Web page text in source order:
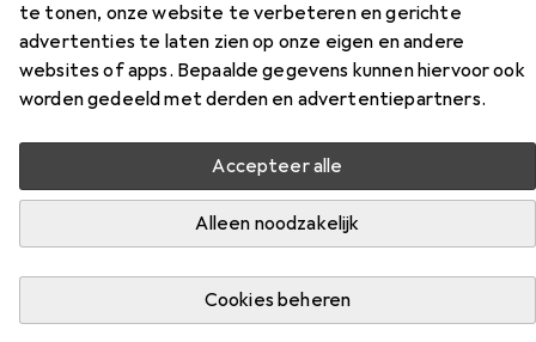
te tonen, onze website te verbeteren en gerichte
advertenties te laten zien op onze eigen en andere
websites of apps. Bepaalde gegevens kunnen hiervoor ook
worden gedeeld met derden en advertentiepartners.
Accepteer alle
Alleen noodzakelijk
Cookies beheren
Accessoires voor Doc Johnson
Sappig gewerveld
Vind passende accessoires voor de Doc Johnson Sappig